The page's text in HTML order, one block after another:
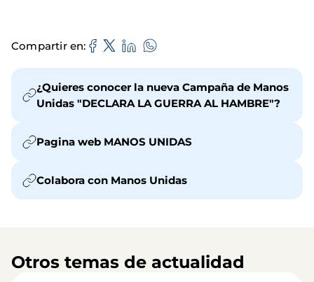
Compartir en
¿Quieres conocer la nueva Campaña de Manos
Unidas "DECLARA LA GUERRA AL HAMBRE"?
Pagina web MANOS UNIDAS
Colabora con Manos Unidas
Otros temas de actualidad